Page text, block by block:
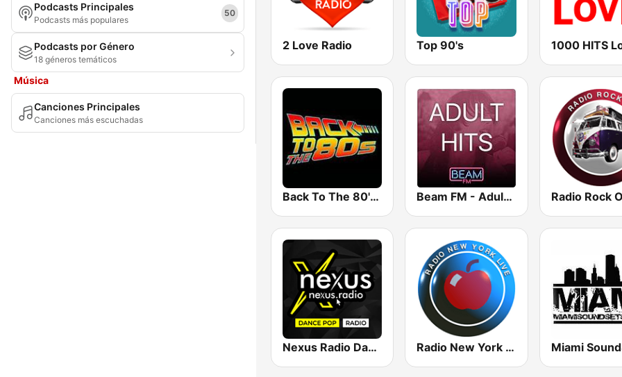
Podcasts Principales
Podcasts más populares
50
Podcasts por Género
18 géneros temáticos
Música
Canciones Principales
Canciones más escuchadas
2 Love Radio Top 90's 1000 HITS
Back To The 80's Radio Beam FM - Adult Hits Radio Rock
Nexus Radio Dance Radio New York Live Miami